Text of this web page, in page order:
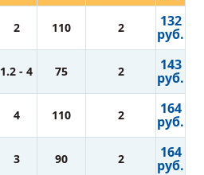
2 110 2 132
руб.
1.2 - 4 75 2 143
руб.
4 110 2 164
руб.
3 90 2 164
руб.